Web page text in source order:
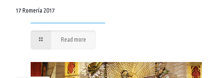
17 Romería 2017
Read more